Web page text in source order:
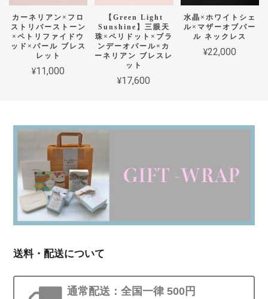
カーネリアン×フロ
ストリバーストーン
×ペトリファイドウ
ッド×パール ブレス
レット
¥11,000
【Green Light
Sunshine】三眼天
珠×ペリドット×ブラ
ンデーオパール×カ
ーネリアン ブレスレ
ット
¥17,600
水晶×ホワイトシェ
ル×マザーオブパー
ル ネックレス
¥22,000
送料・配送について
通常配送：全国一律 500円